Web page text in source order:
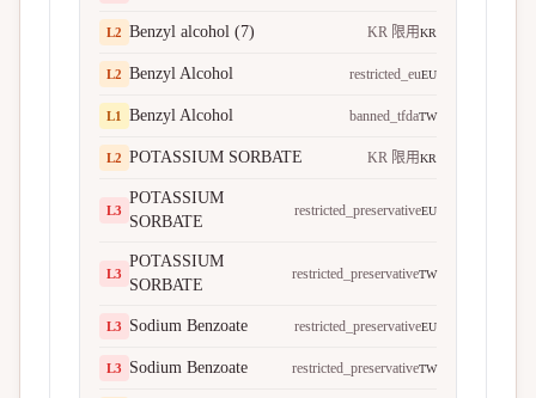
L2 Benzyl alcohol (7) KR 限用KR
L2 Benzyl Alcohol restricted_euEU
L1 Benzyl Alcohol banned_tfdaTW
L2 POTASSIUM SORBATE KR 限用KR
L3
POTASSIUM
SORBATE
restricted_preservativeEU
L3
POTASSIUM
SORBATE
restricted_preservativeTW
L3 Sodium Benzoate restricted_preservativeEU
L3 Sodium Benzoate restricted_preservativeTW